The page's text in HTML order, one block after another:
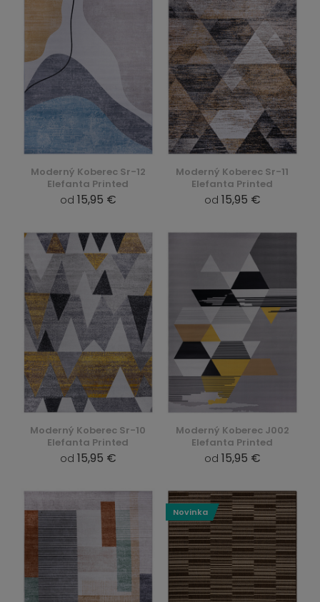
Moderný Koberec Sr-12
Elefanta Printed
od 15,95 €
Moderný Koberec Sr-11
Elefanta Printed
od 15,95 €
Moderný Koberec Sr-10
Elefanta Printed
od 15,95 €
Moderný Koberec J002
Elefanta Printed
od 15,95 €
Novinka